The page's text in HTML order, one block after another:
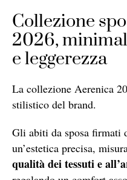
Collezione
2026,
e leggerezza
La collezione Aerenica
stilistico del brand.
Gli abiti da sposa firmati
un’estetica precisa,
qualità dei tessuti e